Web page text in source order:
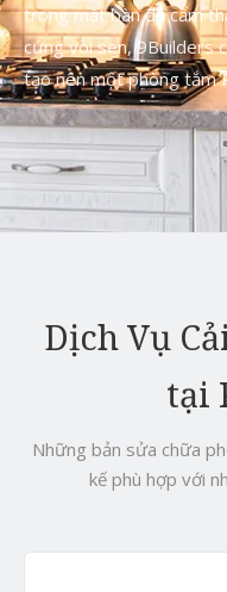
trong mặt bàn đá cẩm
cứng vòi sen, 9Builders
tạo nên một phòng tắm
Dịch Vụ
tại
Những bản sửa chữa
kế phù hợp với